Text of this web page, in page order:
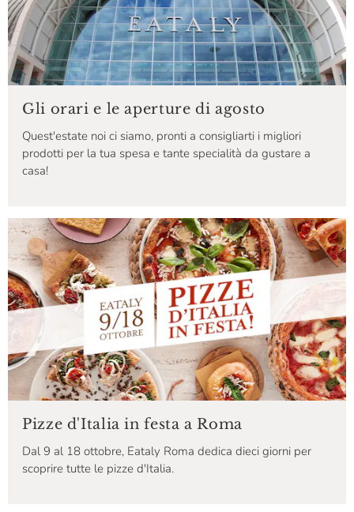
Gli orari e le aperture di agosto
Quest'estate noi ci siamo, pronti a consigliarti i migliori
prodotti per la tua spesa e tante specialità da gustare a
casa!
Pizze d'Italia in festa a Roma
Dal 9 al 18 ottobre, Eataly Roma dedica dieci giorni per
scoprire tutte le pizze d'Italia.